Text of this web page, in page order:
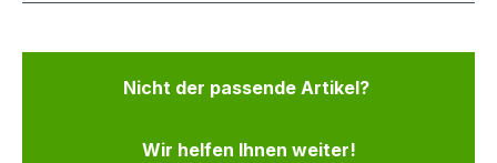
Nicht der passende Artikel?
Wir helfen Ihnen weiter!